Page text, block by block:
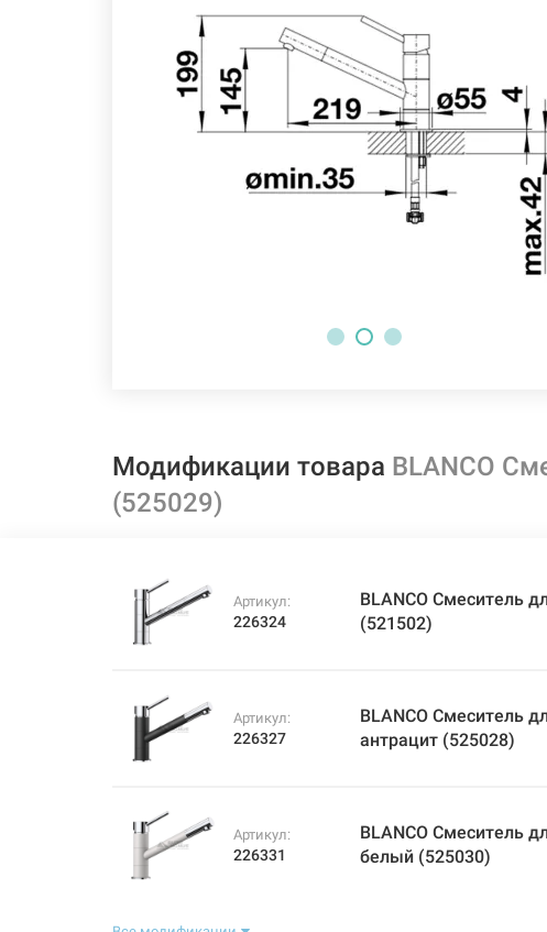
Модификации товара BLANCO
(525029)
Артикул:
226324
BLANCO Смеситель
(521502)
Артикул:
226327
BLANCO Смеситель
антрацит (525028)
Артикул:
226331
BLANCO Смеситель
белый (525030)